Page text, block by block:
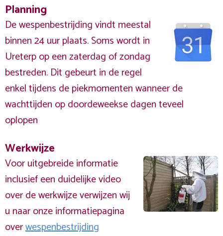
Planning
De wespenbestrijding vindt meestal
binnen 24 uur plaats. Soms wordt in
Ureterp op een zaterdag of zondag
bestreden. Dit gebeurt in de regel
enkel tijdens de piekmomenten wanneer de
wachttijden op doordeweekse dagen teveel
oplopen
Werkwijze
Voor uitgebreide informatie
inclusief een duidelijke video
over de werkwijze verwijzen wij
u naar onze informatiepagina
overwespenbestrijding